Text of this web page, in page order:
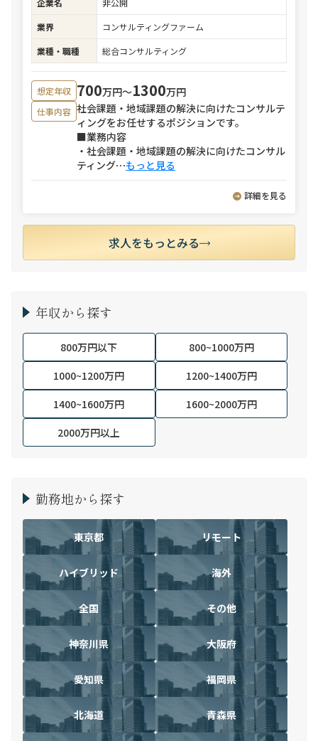
企業名
非公開
業界
コンサルティングファーム
業種・職種
総合コンサルティング
想定年収 700万円〜1300万円
仕事内容 社会課題・地域課題の解決に向けたコンサルテ
ィングをお任せするポジションです。
■業務内容
・社会課題・地域課題の解決に向けたコンサル
ティング⋯もっと見る
詳細を見る
求人をもっとみる
年収から探す
800万円以下
800~1000万円
1000~1200万円
1200~1400万円
1400~1600万円
1600~2000万円
2000万円以上
勤務地から探す
東京都 リモート
ハイブリッド 海外
全国 その他
神奈川県 大阪府
愛知県 福岡県
北海道 青森県